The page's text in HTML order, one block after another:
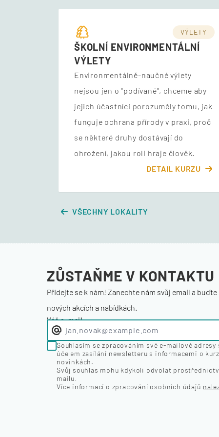
VÝLETY
ŠKOLNÍ ENVIRONMENTÁLNÍ
VÝLETY
Environmentálně-naučné výlety
nejsou jen o "podívané", chceme aby
jejich účastníci porozuměly tomu, jak
funguje ochrana přírody v praxi, proč
se některé druhy dostávají do
ohrožení, jakou roli hraje člověk.
DETAIL KURZU
VŠECHNY LOKALITY
ZŮSTAŇME V KONTAKTU
Přidejte se k nám! Zanechte nám svůj email a
nových akcích a nabídkách.
Váš e-mail
Souhlasím se zpracováním své e-mailové
účelem zasílání newsletteru s informacemi o
novinkách.
Svůj souhlas mohu kdykoli odvolat
mailu.
Více informací o zpracování osobních údajů